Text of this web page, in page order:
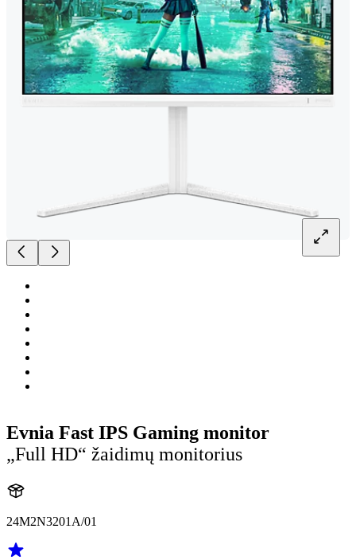
Evnia Fast IPS Gaming monitor
„Full HD“ žaidimų monitorius
24M2N3201A/01